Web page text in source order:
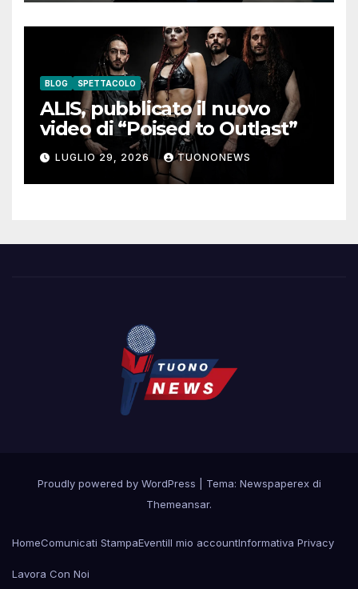
BLOG SPETTACOLO
ALIS, pubblicato il nuovo
video di “Poised to Outlast”
LUGLIO 29, 2026 TUONONEWS
Proudly powered by WordPress
Tema: Newspaperex di
Themeansar.
HomeComunicati StampaEventiIl mio accountInformativa Privacy
Lavora Con Noi